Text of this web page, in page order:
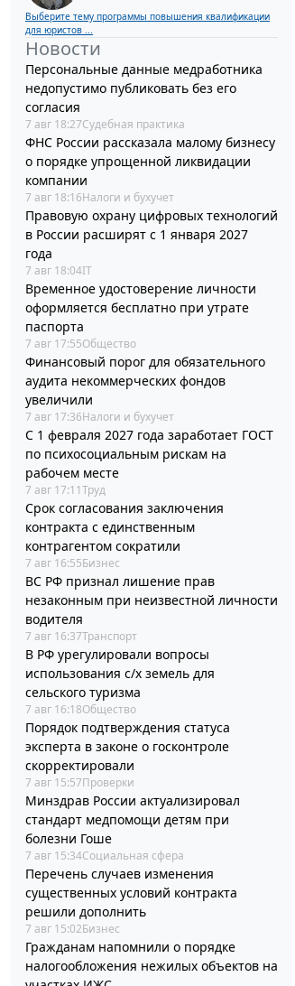
Выберите тему программы повышения квалификации
для юристов ...
Новости
Персональные данные медработника
недопустимо публиковать без его
согласия
7 авг 18:27Судебная практика
ФНС России рассказала малому бизнесу
о порядке упрощенной ликвидации
компании
7 авг 18:16Налоги и бухучет
Правовую охрану цифровых технологий
в России расширят с 1 января 2027
года
7 авг 18:04IT
Временное удостоверение личности
оформляется бесплатно при утрате
паспорта
7 авг 17:55Общество
Финансовый порог для обязательного
аудита некоммерческих фондов
увеличили
7 авг 17:36Налоги и бухучет
С 1 февраля 2027 года заработает ГОСТ
по психосоциальным рискам на
рабочем месте
7 авг 17:11Труд
Срок согласования заключения
контракта с единственным
контрагентом сократили
7 авг 16:55Бизнес
ВС РФ признал лишение прав
незаконным при неизвестной личности
водителя
7 авг 16:37Транспорт
В РФ урегулировали вопросы
использования с/х земель для
сельского туризма
7 авг 16:18Общество
Порядок подтверждения статуса
эксперта в законе о госконтроле
скорректировали
7 авг 15:57Проверки
Минздрав России актуализировал
стандарт медпомощи детям при
болезни Гоше
7 авг 15:34Социальная сфера
Перечень случаев изменения
существенных условий контракта
решили дополнить
7 авг 15:02Бизнес
Гражданам напомнили о порядке
налогообложения нежилых объектов на